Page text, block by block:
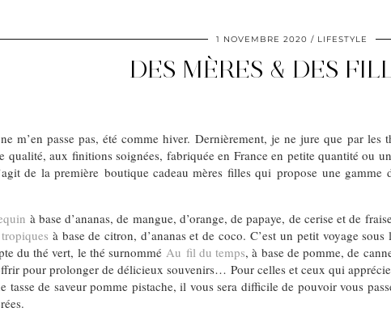
1 NOVEMBRE 2020 LIFESTYLE
DES MÈRES & DES
m’en passe pas, été comme hiver. Dernièrement, je ne jure que par les
qualité, aux finitions soignées, fabriquée en France en petite quantité ou
de la première boutique cadeau mères filles qui propose une gamme
à base d’ananas, de mangue, d’orange, de papaye, de cerise et de
à base de citron, d’ananas et de coco. C’est un petit voyage
du thé vert, le thé surnomméAu fil du temps, à base de pomme, de
pour prolonger de délicieux souvenirs… Pour celles et ceux qui
tasse de saveur pomme pistache, il vous sera difficile de pouvoir vous